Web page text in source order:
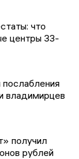
что
центры 33-
владимирцев
получил
рублей